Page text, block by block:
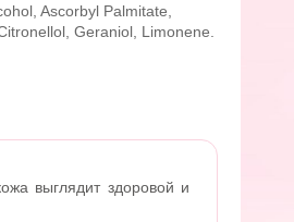
Ascorbyl Palmitate,
Geraniol, Limonene.
выглядит здоровой и